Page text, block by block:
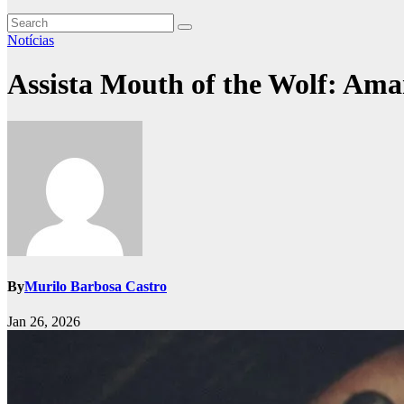
Notícias
Assista Mouth of the Wolf:
ByMurilo Barbosa Castro
Jan 26, 2026